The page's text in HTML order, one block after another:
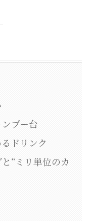
プー台
ドリンク
“ミリ単位のカ